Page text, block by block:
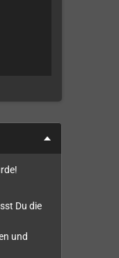
Du die
und